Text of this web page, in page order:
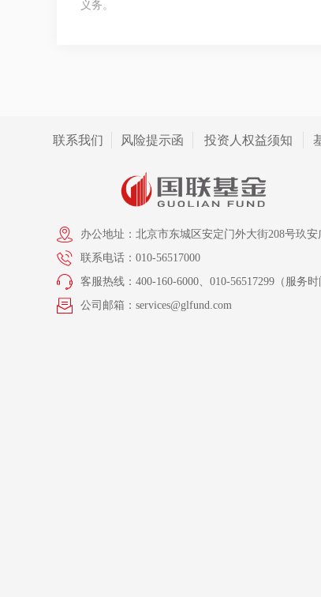
义务。
联系我们 风险提示函 投资人权益须知
办公地址：北京市东城区安定门外大街208号玖安
联系电话：010-56517000
客服热线：400-160-6000、010-56517299（服务时
公司邮箱：services@glfund.com